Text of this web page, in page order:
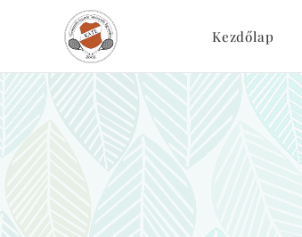
Kezdőlap